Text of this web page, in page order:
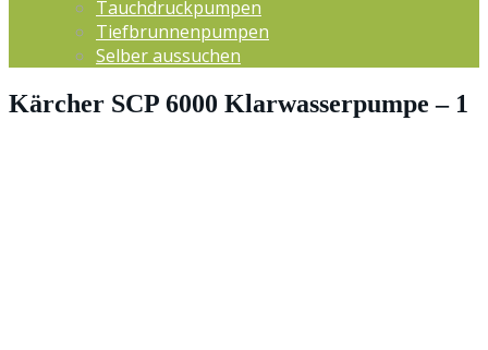
Tauchdruckpumpen
Tiefbrunnenpumpen
Selber aussuchen
Kärcher SCP 6000 Klarwasserpumpe – 1